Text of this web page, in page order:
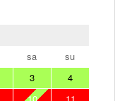
sa
su
3
4